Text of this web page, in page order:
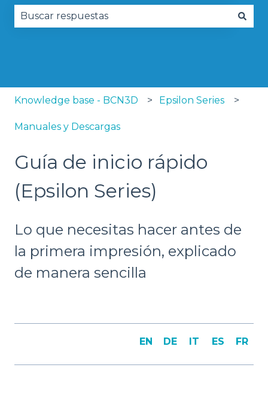
Knowledge base - BCN3D Epsilon Series
Manuales y Descargas
Guía de inicio rápido
(Epsilon Series)
Lo que necesitas hacer antes de
la primera impresión, explicado
de manera sencilla
EN DE IT ES FR